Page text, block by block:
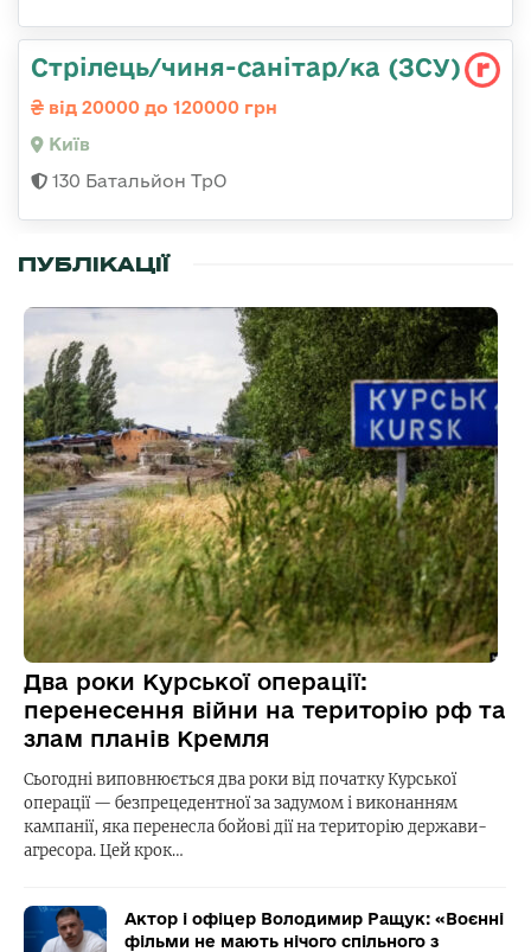
Стрілець/чиня-санітар/ка (ЗСУ)
від 20000 до 120000 грн
Київ
130 Батальйон ТрО
ПУБЛІКАЦІЇ
Два роки Курської операції:
перенесення війни на територію рф та
злам планів Кремля
Сьогодні виповнюється два роки від початку Курської
операції — безпрецедентної за задумом і виконанням
кампанії, яка перенесла бойові дії на територію держави-
агресора. Цей крок…
Актор і офіцер Володимир Ращук: «Воєнні
фільми не мають нічого спільного з